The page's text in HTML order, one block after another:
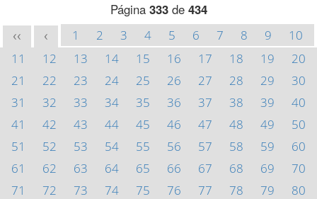
Página 333de 434
<< < 1 2 3 4 5 6 7 8 9
10
11
12 13 14 15 16 17 18 19
20
21
22 23 24 25 26 27 28 29
30
31
32 33 34 35 36 37 38 39
40
41
42 43 44 45 46 47 48 49
50
51
52 53 54 55 56 57 58 59
60
61
62 63 64 65 66 67 68 69
70
71
72 73 74 75 76 77 78 79
80